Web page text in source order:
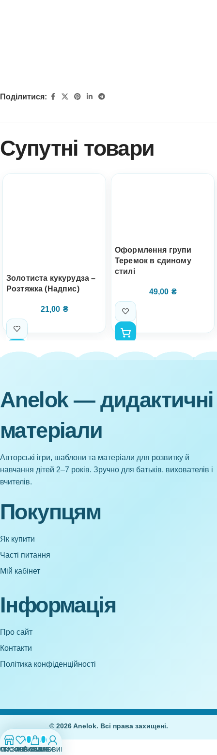
Поділитися:
Супутні товари
Золотиста кукурудза –
Розтяжка (Надпис)
21,00 ₴
Оформлення групи
Теремок в єдиному
стилі
49,00 ₴
Anelok — дидактичні
матеріали
Авторські ігри, шаблони та матеріали для розвитку й
навчання дітей 2–7 років. Зручно для батьків, вихователів і
вчителів.
Покупцям
Як купити
Часті питання
Мій кабінет
Інформація
Про сайт
Контакти
Політика конфіденційності
0
БАЖАНЬ
0
КОШИК
МІЙ ОБЛІКОВИЙ ЗАПИС
© 2026 Anelok. Всі права захищені.